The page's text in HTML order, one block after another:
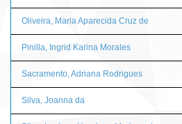
Oliveira, Maria Aparecida Cruz de
Pinilla, Ingrid Karina Morales
Sacramento, Adriana Rodrigues
Silva, Joanna da